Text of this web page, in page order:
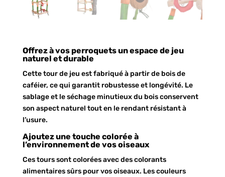
Offrez à vos perroquets un espace de jeu
naturel et durable
Cette tour de jeu est fabriqué à partir de bois de
caféier, ce qui garantit robustesse et longévité. Le
sablage et le séchage minutieux du bois conservent
son aspect naturel tout en le rendant résistant à
l’usure.
Ajoutez une touche colorée à
l’environnement de vos oiseaux
Ces tours sont colorées avec des colorants
alimentaires sûrs pour vos oiseaux. Les couleurs